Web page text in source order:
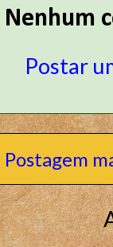
Nenhum
Postar
Postagem